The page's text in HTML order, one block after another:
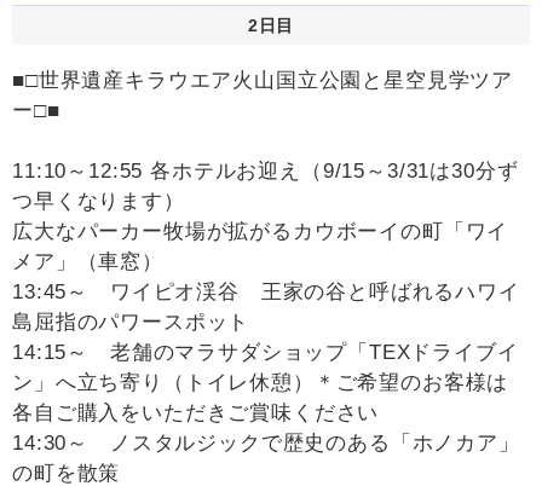
2日目
■□世界遺産キラウエア火山国立公園と星空見学ツア
ー□■
11:10～12:55 各ホテルお迎え（9/15～3/31は30分ず
つ早くなります）
広大なパーカー牧場が拡がるカウボーイの町「ワイ
メア」（車窓）
13:45～ ワイピオ渓谷 王家の谷と呼ばれるハワイ
島屈指のパワースポット
14:15～ 老舗のマラサダショップ「TEXドライブイ
ン」へ立ち寄り（トイレ休憩）＊ご希望のお客様は
各自ご購入をいただきご賞味ください
14:30～ ノスタルジックで歴史のある「ホノカア」
の町を散策